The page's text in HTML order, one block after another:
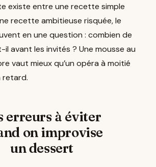
existe entre une recette simple
recette ambitieuse risquée, le
en une question : combien de
avant les invités ? Une mousse au
vaut mieux qu’un opéra à moitié
retard.
erreurs à éviter
on improvise
un dessert